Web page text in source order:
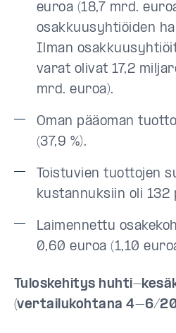
euroa (18,7 mrd.
osakkuusyhtiöiden
Ilman
varat olivat 17,2
mrd. euroa).
Oman pääoman
(37,9 %).
Toistuvien tuottojen
kustannuksiin oli 132
Laimennettu
0,60 euroa (1,10
Tuloskehitys huhti-
(vertailukohtana 4–6/